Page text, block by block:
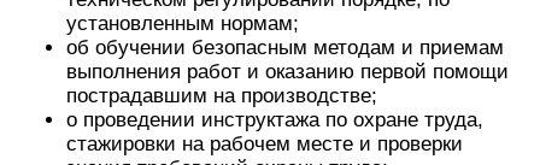
установленным нормам;
об обучении безопасным методам и приемам
выполнения работ и оказанию первой помощи
пострадавшим на производстве;
о проведении инструктажа по охране труда,
стажировки на рабочем месте и проверки